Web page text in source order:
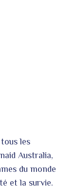
les
Australia,
du monde
et la survie.